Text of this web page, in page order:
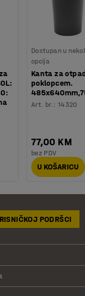
Dostupan u
opcija
Kanta za
poklopcem.
Art. br.: 14320
77,00 KM
bez PDV
U KOŠARICU
PODRŠCI